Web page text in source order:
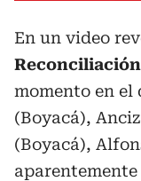
En un video
Reconciliación
momento en el
(Boyacá),
(Boyacá),